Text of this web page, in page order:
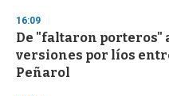
16:09
De "faltaron porteros"
versiones por líos
Peñarol